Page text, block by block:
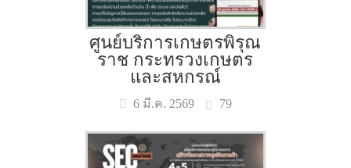
ศูนย์บริการเกษตรพิรุณ
ราช กระทรวงเกษตร
และสหกรณ์
6 มี.ค. 2569 79